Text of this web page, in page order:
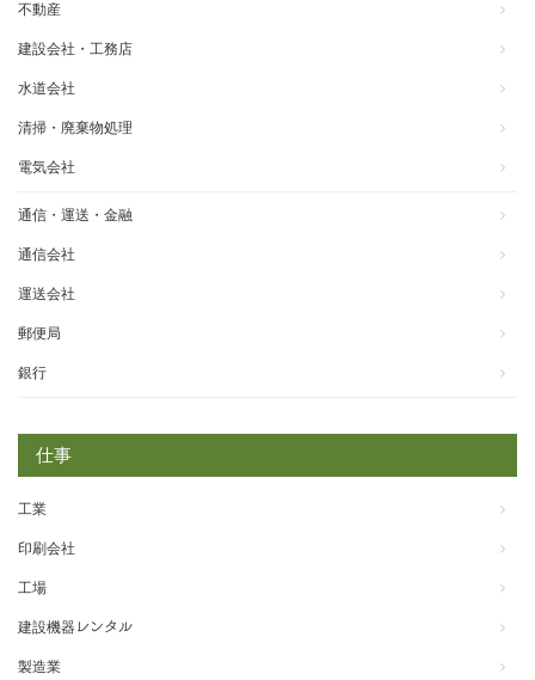
不動産
建設会社・工務店
水道会社
清掃・廃棄物処理
電気会社
通信・運送・金融
通信会社
運送会社
郵便局
銀行
仕事
工業
印刷会社
工場
建設機器レンタル
製造業